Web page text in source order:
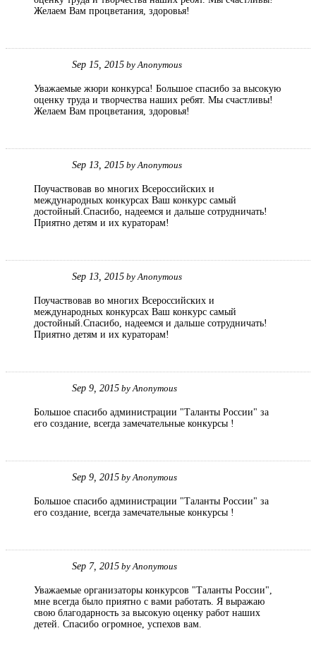
Желаем Вам процветания, здоровья!
Sep 15, 2015 by Anonymous
Уважаемые жюри конкурса! Большое спасибо за высокую
оценку труда и творчества наших ребят. Мы счастливы!
Желаем Вам процветания, здоровья!
Sep 13, 2015 by Anonymous
Поучаствовав во многих Всероссийских и
международных конкурсах Ваш конкурс самый
достойный.Спасибо, надеемся и дальше сотрудничать!
Приятно детям и их кураторам!
Sep 13, 2015 by Anonymous
Поучаствовав во многих Всероссийских и
международных конкурсах Ваш конкурс самый
достойный.Спасибо, надеемся и дальше сотрудничать!
Приятно детям и их кураторам!
Sep 9, 2015 by Anonymous
Большое спасибо администрации "Таланты России" за
его создание, всегда замечательные конкурсы !
Sep 9, 2015 by Anonymous
Большое спасибо администрации "Таланты России" за
его создание, всегда замечательные конкурсы !
Sep 7, 2015 by Anonymous
Уважаемые организаторы конкурсов "Таланты России",
мне всегда было приятно с вами работать. Я выражаю
свою благодарность за высокую оценку работ наших
детей. Спасибо огромное, успехов вам.